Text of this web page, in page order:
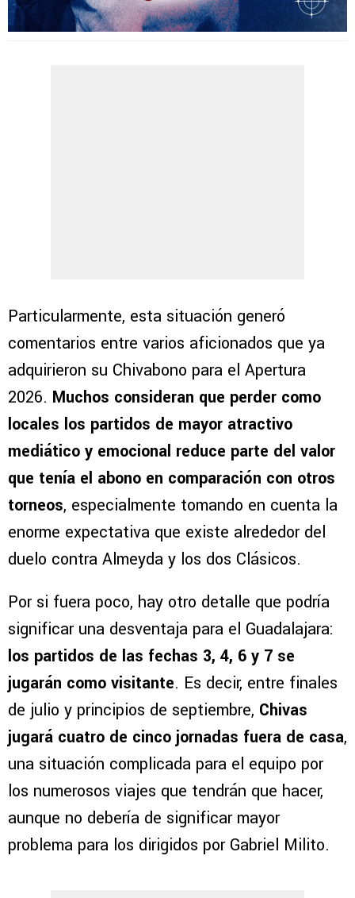
Particularmente, esta situación generó
comentarios entre varios aficionados que ya
adquirieron su Chivabono para el Apertura
2026. Muchos consideran que perder como
locales los partidos de mayor atractivo
mediático y emocional reduce parte del valor
que tenía el abono en comparación con otros
torneos, especialmente tomando en cuenta la
enorme expectativa que existe alrededor del
duelo contra Almeyda y los dos Clásicos.
Por si fuera poco, hay otro detalle que podría
significar una desventaja para el Guadalajara:
los partidos de las fechas 3, 4, 6 y 7 se
jugarán como visitante. Es decir, entre finales
de julio y principios de septiembre, Chivas
jugará cuatro de cinco jornadas fuera de casa,
una situación complicada para el equipo por
los numerosos viajes que tendrán que hacer,
aunque no debería de significar mayor
problema para los dirigidos por Gabriel Milito.